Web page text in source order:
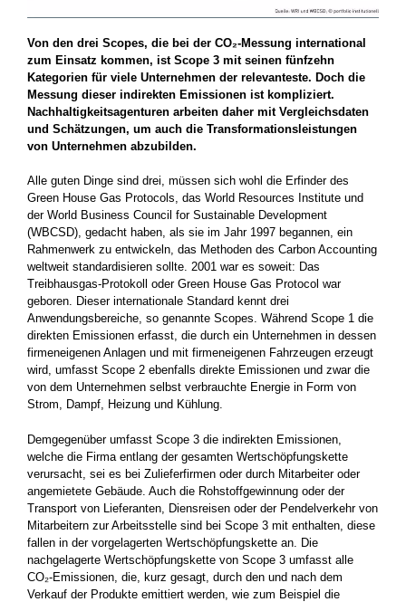
Von den drei Scopes, die bei der CO₂-Messung international
zum Einsatz kommen, ist Scope 3 mit seinen fünfzehn
Kategorien für viele Unternehmen der relevanteste. Doch die
Messung dieser ­indirekten Emissionen ist kompliziert.
Nachhaltigkeitsagenturen arbeiten daher mit Vergleichsdaten
und Schätzungen, um auch die Transformationsleistungen
von Unternehmen abzubilden.
Alle guten Dinge sind drei, müssen sich wohl die Erfinder des
Green House Gas Protocols, das World Resources Institute und
der World Business Council for Sustainable Development
(WBCSD), gedacht haben, als sie im Jahr 1997 begannen, ein
Rahmenwerk zu entwickeln, das Methoden des Carbon Accounting
weltweit standardisieren sollte. 2001 war es soweit: Das
Treibhausgas-Protokoll oder Green House Gas Protocol war
geboren. Dieser internationale Standard kennt drei
Anwendungsbereiche, so genannte Scopes. Während Scope 1 die
direkten Emissionen erfasst, die durch ein Unternehmen in dessen
firmeneigenen Anlagen und mit firmeneigenen Fahrzeugen erzeugt
wird, umfasst Scope 2 ebenfalls direkte Emissionen und zwar die
von dem Unternehmen selbst verbrauchte­ Energie in Form von
Strom, Dampf, Heizung und Kühlung.
Demgegenüber umfasst Scope 3 die indirekten Emissionen,
welche die Firma entlang der gesamten Wertschöpfungskette
verursacht, sei es bei Zulieferfirmen oder durch Mitarbeiter oder
angemietete ­Gebäude. Auch die Rohstoffgewinnung oder der
Transport von ­Lieferanten, Diensreisen oder der Pendelverkehr von
Mitarbeitern zur Arbeitsstelle sind bei Scope 3 mit enthalten, diese
fallen in der vorgelagerten Wertschöpfungskette an. Die
nachgelagerte Wertschöpfungskette von Scope 3 umfasst alle
CO₂-Emissionen, die, kurz gesagt, durch den und nach dem
Verkauf der Produkte emittiert werden, wie zum Beispiel die